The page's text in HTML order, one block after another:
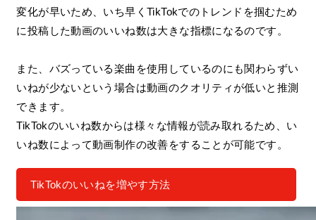
変化が早いため、いち早くTikTokでのトレンドを掴むため
に投稿した動画のいいね数は大きな指標になるのです。
また、バズっている楽曲を使用しているのにも関わらずい
いねが少ないという場合は動画のクオリティが低いと推測
できます。
TikTokのいいね数からは様々な情報が読み取れるため、い
いね数によって動画制作の改善をすることが可能です。
TikTokのいいねを増やす方法